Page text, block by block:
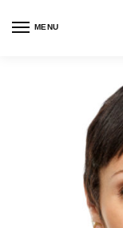
MENU